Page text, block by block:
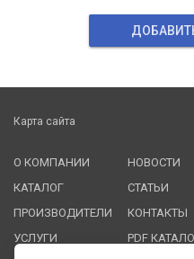
Карта сайта
О КОМПАНИИ
КАТАЛОГ
ПРОИЗВОДИТЕЛИ
УСЛУГИ
НОВОСТИ
СТАТЬИ
КОНТАКТЫ
PDF